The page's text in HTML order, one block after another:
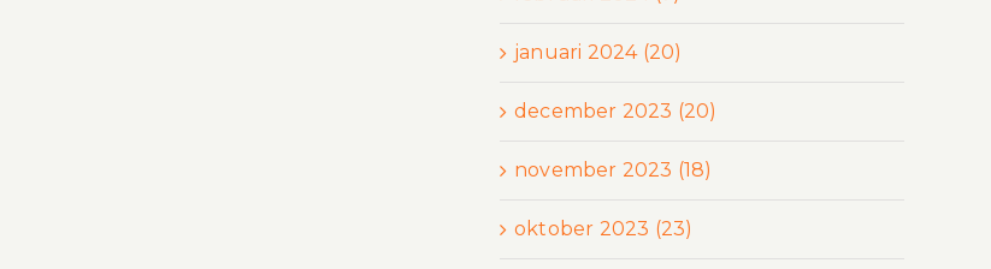
januari 2024 (20)
december 2023 (20)
november 2023 (18)
oktober 2023 (23)